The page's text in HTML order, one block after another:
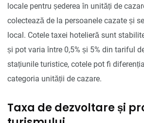
locale pentru șederea în unități de
colectează de la persoanele cazate și
local. Cotele taxei hotelieră sunt
și pot varia între 0,5% și 5% din tariful
stațiunile turistice, cotele pot fi
categoria unității de cazare.
Taxa de dezvoltare și